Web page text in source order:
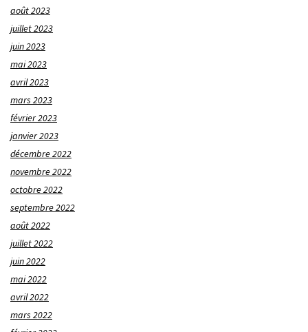
août 2023
juillet 2023
juin 2023
mai 2023
avril 2023
mars 2023
février 2023
janvier 2023
décembre 2022
novembre 2022
octobre 2022
septembre 2022
août 2022
juillet 2022
juin 2022
mai 2022
avril 2022
mars 2022